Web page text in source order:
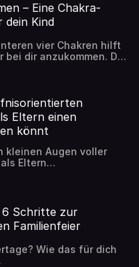
– Eine Chakra-
dein Kind
vier Chakren hilft
bei dir anzukommen. Du
hast, dich mit deiner
Zustand von Frieden
einfach, um wieder
sich nach Tiefe, Ruhe
dich und deine Kinder.
Eltern einen
könnt
kleinen Augen voller
Eltern
möchten.
Aufwachsen
Chance: die
– mit Offenheit,
6 Schritte zur
Familienfeier
Wie das für dich